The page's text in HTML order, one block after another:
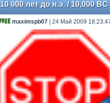
10 000 лет до н.э. / 10,000
maximspb07 | 24 Май 2009